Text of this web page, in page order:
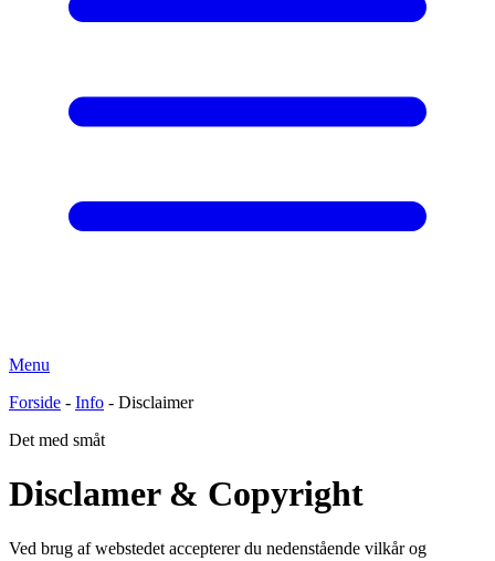
Menu
Forside - Info - Disclaimer
Det med småt
Disclamer & Copyright
Ved brug af webstedet accepterer du nedenstående vilkår og